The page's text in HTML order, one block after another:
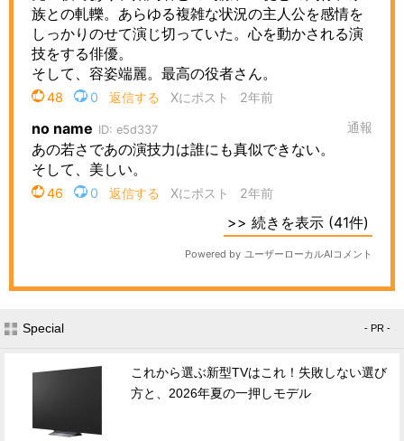
Special - PR -
これから選ぶ新型TVはこれ！失敗しない選び
方と、2026年夏の一押しモデル